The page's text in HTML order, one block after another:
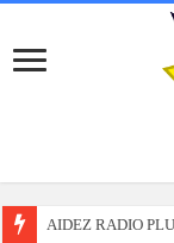
AIDEZ RADIO